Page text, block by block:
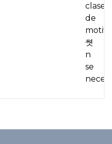
clase
de
쎳
n
se